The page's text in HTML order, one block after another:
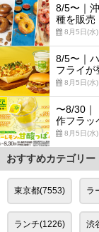
8/5〜｜
種を販売
8月5日(水)
8/5〜｜
フライが
8月5日(水)
〜8/30｜
作フラッ
8月5日(水
おすすめカテゴリー
東京都(7553) ラ
ランチ(1226) 渋